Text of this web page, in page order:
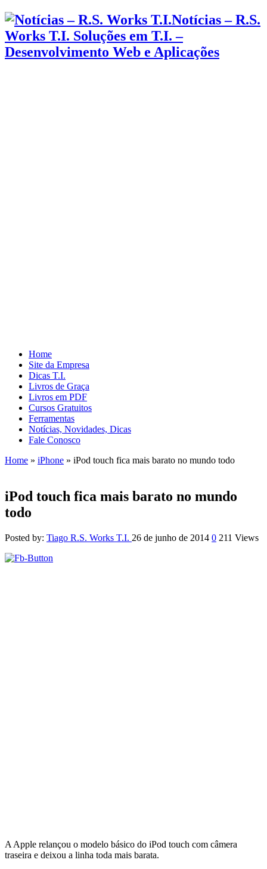
Notícias – R.S.
Works T.I. Soluções em T.I. –
Desenvolvimento Web e Aplicações
Home
Site da Empresa
Dicas T.I.
Livros de Graça
Livros em PDF
Cursos Gratuitos
Ferramentas
Notícias, Novidades, Dicas
Fale Conosco
Home » iPhone » iPod touch fica mais barato no mundo todo
iPod touch fica mais barato no mundo
todo
Posted by: Tiago R.S. Works T.I. 26 de junho de 2014 0 211 Views
A Apple relançou o modelo básico do iPod touch com câmera
traseira e deixou a linha toda mais barata.